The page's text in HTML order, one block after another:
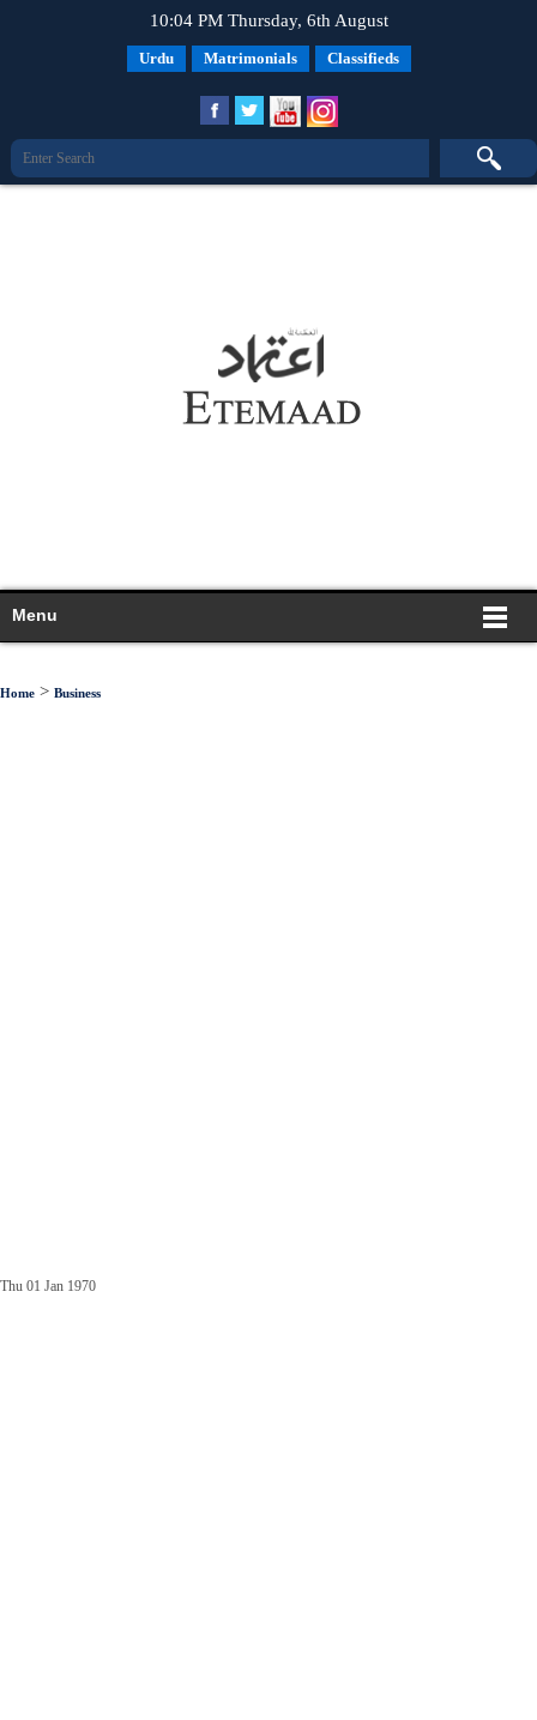
10:04 PM Thursday, 6th August
Urdu Matrimonials Classifieds
Menu
Home > Business
Thu 01 Jan 1970